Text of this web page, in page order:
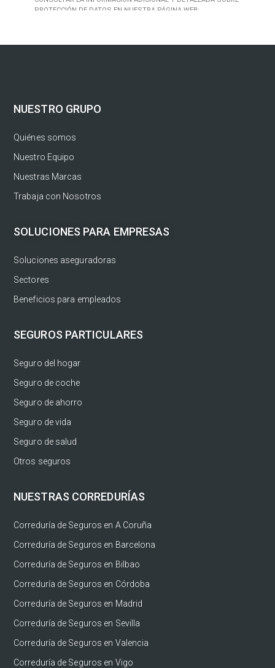
NUESTRO GRUPO
Quiénes somos
Nuestro Equipo
Nuestras Marcas
Trabaja con Nosotros
SOLUCIONES PARA EMPRESAS
Soluciones aseguradoras
Sectores
Beneficios para empleados
SEGUROS PARTICULARES
Seguro del hogar
Seguro de coche
Seguro de ahorro
Seguro de vida
Seguro de salud
Otros seguros
NUESTRAS CORREDURÍAS
Correduría de Seguros en A Coruña
Correduría de Seguros en Barcelona
Correduría de Seguros en Bilbao
Correduría de Seguros en Córdoba
Correduría de Seguros en Madrid
Correduría de Seguros en Sevilla
Correduría de Seguros en Valencia
Correduría de Seguros en Vigo